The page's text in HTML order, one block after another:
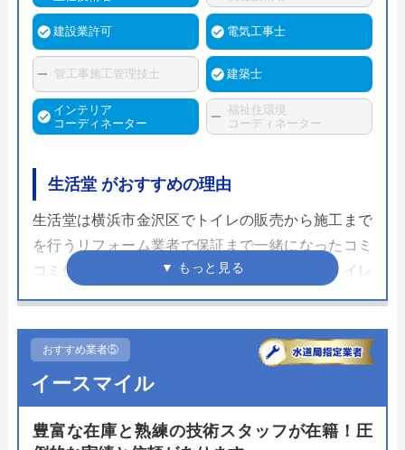
建設業許可 電気工事士
管工事施工管理技士 建築士
インテリア
コーディネーター
福祉住環境
コーディネーター
生活堂 がおすすめの理由
生活堂は横浜市金沢区でトイレの販売から施工まで
を行うリフォーム業者で保証まで一緒になったコミ
コミ価格でのリフォームプランが人気です。トイレ
の商品代に加えて施工費や保証までも含まれている
製品の性能からすでにどのトイレに交換したいのか
決まっている方であればネット上で購入できる方が
安く手に入りやすいためおすすめ。トイレの交換で
おすすめ業者⑤
イースマイル
豊富な在庫と熟練の技術スタッフが在籍！圧